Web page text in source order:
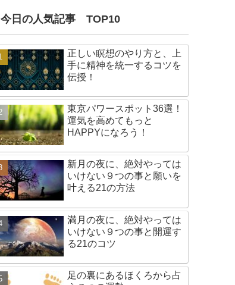
今日の人気記事 TOP10
正しい瞑想のやり方と、上
手に精神を統一するコツを
伝授！
東京パワースポット36選！
運気を高めてもっと
HAPPYになろう！
新月の夜に、絶対やっては
いけない９つの事と願いを
叶える21の方法
満月の夜に、絶対やっては
いけない９つの事と開運す
る21のコツ
足の裏にあるほくろから占